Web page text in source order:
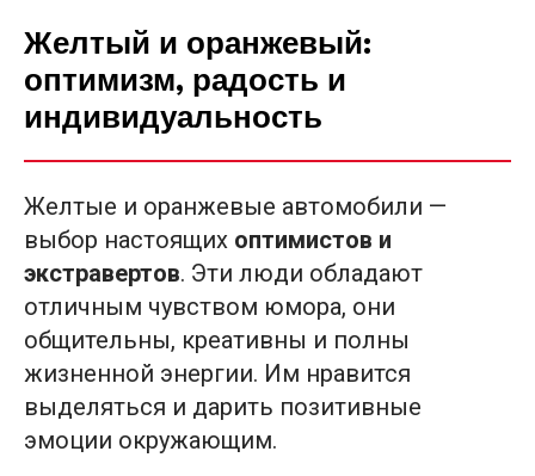
Желтый и оранжевый:
оптимизм, радость и
индивидуальность
Желтые и оранжевые автомобили —
выбор настоящих оптимистов и
экстравертов. Эти люди обладают
отличным чувством юмора, они
общительны, креативны и полны
жизненной энергии. Им нравится
выделяться и дарить позитивные
эмоции окружающим.